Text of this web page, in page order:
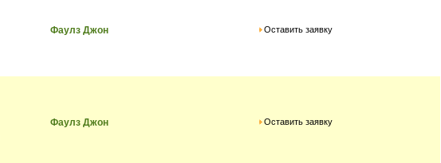
Фаулз Джон Оставить заявку
Фаулз Джон Оставить заявку